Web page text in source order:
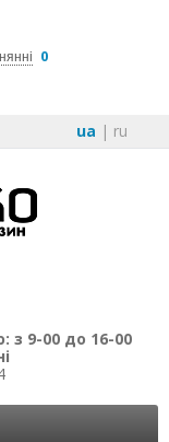
0
ua | ru
з 9-00 до 16-00